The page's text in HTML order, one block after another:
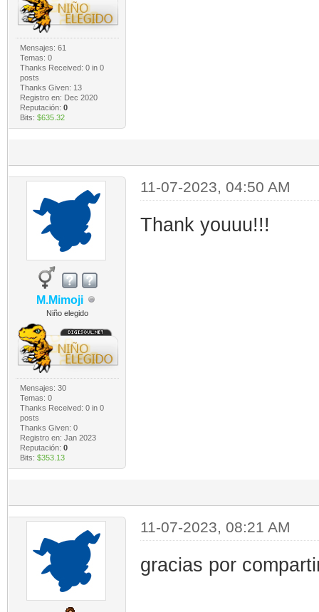
Mensajes: 61
Temas: 0
Thanks Received: 0in 0
posts
Thanks Given: 13
Registro en: Dec 2020
Reputación: 0
Bits: $635.32
M.Mimoji
Niño elegido
Mensajes: 30
Temas: 0
Thanks Received: 0in 0
posts
Thanks Given: 0
Registro en: Jan 2023
Reputación: 0
Bits: $353.13
11-07-2023, 04:50 AM
Thank youuu!!!
11-07-2023, 08:21 AM
gracias por